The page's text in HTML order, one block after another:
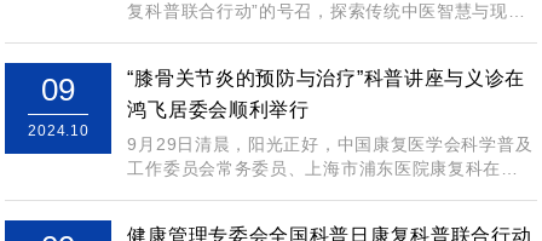
复科普联合行动”的号召，探索传统中医智慧与现代
09
2024.10
“膝骨关节炎的预防与治疗”科普讲座与义诊在
鸿飞居委会顺利举行
9月29日清晨，阳光正好，中国康复医学会科学普及
工作委员会常务委员、上海市浦东医院康复科在沈
健康管理专委会全国科普日康复科普联合行动